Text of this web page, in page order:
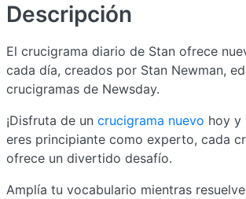
Descripción
El crucigrama diario de Stan ofrece
cada día, creados por Stan Newman,
crucigramas de Newsday.
¡Disfruta de un crucigrama nuevo hoy y
eres principiante como experto, cada
ofrece un divertido desafío.
Amplía tu vocabulario mientras